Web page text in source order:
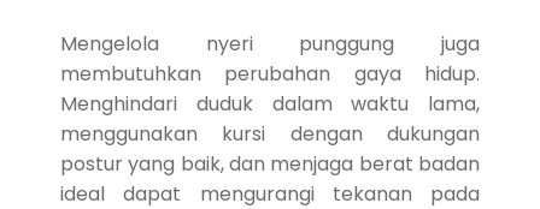
Mengelola nyeri punggung juga
membutuhkan perubahan gaya hidup.
Menghindari duduk dalam waktu lama,
menggunakan kursi dengan dukungan
postur yang baik, dan menjaga berat badan
ideal dapat mengurangi tekanan pada